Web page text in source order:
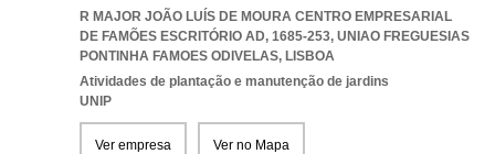
R MAJOR JOÃO LUÍS DE MOURA CENTRO EMPRESARIAL
DE FAMÕES ESCRITÓRIO AD, 1685-253, UNIAO FREGUESIAS
PONTINHA FAMOES ODIVELAS, LISBOA
Atividades de plantação e manutenção de jardins
UNIP
Ver empresa Ver no Mapa